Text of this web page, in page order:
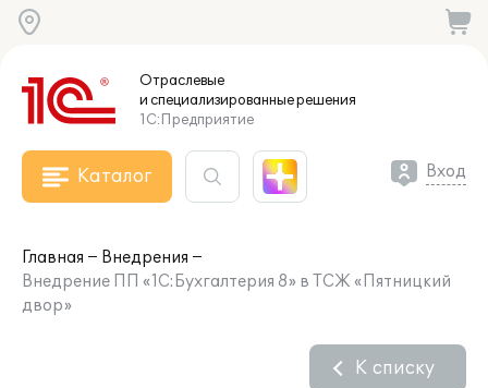
Отраслевые
и специализированныерешения
1С:Предприятие
Каталог Вход
Главная
Внедрения
Внедрение ПП «1С:Бухгалтерия 8» в ТСЖ «Пятницкий
двор»
К списку